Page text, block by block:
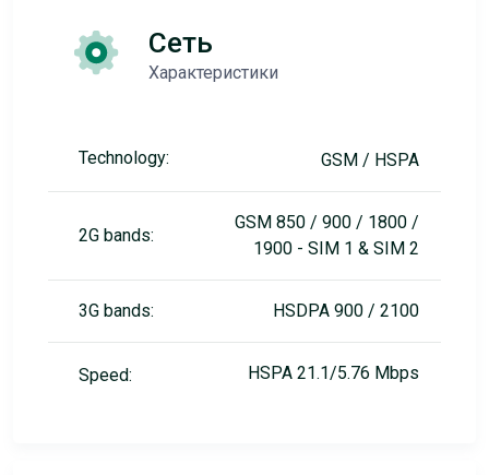
Сеть
Характеристики
Technology: GSM / HSPA
2G bands:
GSM 850 / 900 / 1800 /
1900 - SIM 1 & SIM 2
3G bands: HSDPA 900 / 2100
Speed: HSPA 21.1/5.76 Mbps